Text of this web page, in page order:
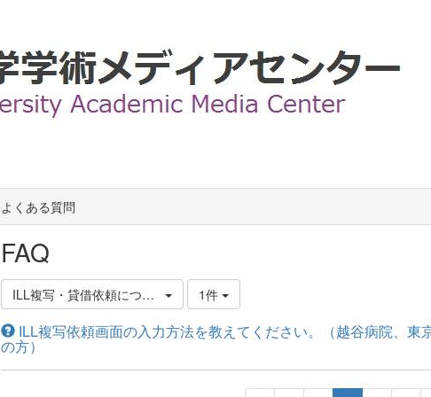
よくある質問
FAQ
ILL複写・貸借依頼について 1件
ILL複写依頼画面の入力方法を教えてください。（越谷病院、東
の方）